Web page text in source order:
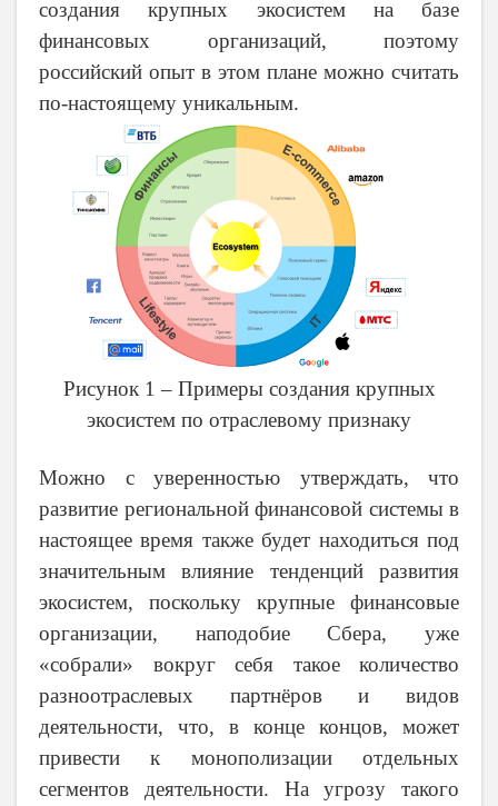
создания крупных экосистем на базе
финансовых организаций, поэтому
российский опыт в этом плане можно считать
по-настоящему уникальным.
Рисунок 1 – Примеры создания крупных
экосистем по отраслевому признаку
Можно с уверенностью утверждать, что
развитие региональной финансовой системы в
настоящее время также будет находиться под
значительным влияние тенденций развития
экосистем, поскольку крупные финансовые
организации, наподобие Сбера, уже
«собрали» вокруг себя такое количество
разноотраслевых партнёров и видов
деятельности, что, в конце концов, может
привести к монополизации отдельных
сегментов деятельности. На угрозу такого